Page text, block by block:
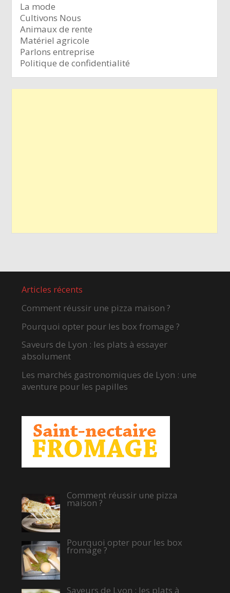
La mode
Cultivons Nous
Animaux de rente
Matériel agricole
Parlons entreprise
Politique de confidentialité
Articles récents
Comment réussir une pizza maison ?
Pourquoi opter pour les box fromage ?
Saveurs de Lyon : les plats à essayer
absolument
Les marchés gastronomiques de Lyon : une
aventure pour les papilles
Comment réussir une pizza
maison ?
Pourquoi opter pour les box
fromage ?
Saveurs de Lyon : les plats à